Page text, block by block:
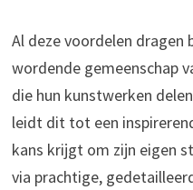
Al deze voordelen dragen
wordende gemeenschap
die hun kunstwerken
leidt dit tot een
kans krijgt om zijn eigen
via prachtige,